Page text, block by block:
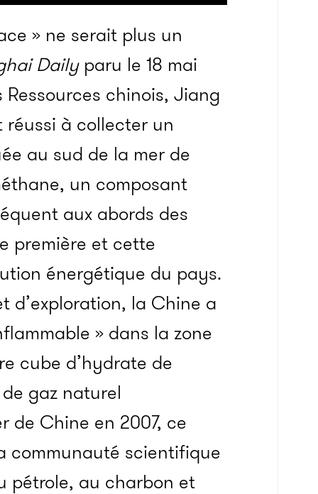
» ne serait plus un
Daily paru le 18 mai
chinois, Jiang
à collecter un
au sud de la mer de
un composant
aux abords des
première et cette
énergétique du pays.
d’exploration, la Chine a
» dans la zone
cube d’hydrate de
gaz naturel
de Chine en 2007, ce
communauté scientifique
pétrole, au charbon et